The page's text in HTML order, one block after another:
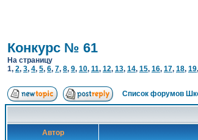
Конкурс № 61
На страницу
1, 2, 3, 4, 5, 6, 7, 8, 9, 10, 11, 12, 13, 14, 15, 16, 17, 18, 19,
Список форумов
Автор